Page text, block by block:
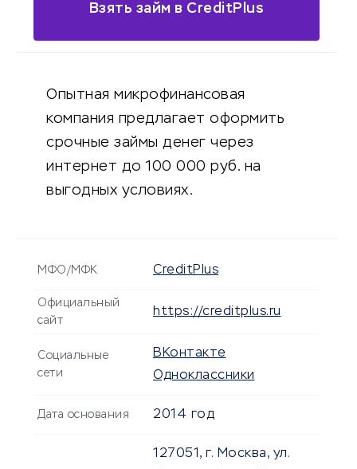
Взять займ в CreditPlus
Опытная микрофинансовая
компания предлагает оформить
срочные займы денег через
интернет до 100 000 руб. на
выгодных условиях.
МФО/МФК CreditPlus
Официальный
сайт
https://creditplus.ru
Социальные
сети
ВКонтакте
Одноклассники
Дата основания 2014 год
127051, г. Москва, ул.